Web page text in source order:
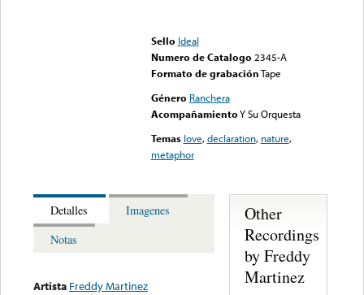
Sello Ideal
Numero de Catalogo 2345-A
Formato de grabaciónTape
Género Ranchera
AcompañamientoY Su Orquesta
Temas love,declaration, nature,
metaphor
Detalles
Imagenes
Notas
Artista Freddy Martinez
Other
Recordings
by Freddy
Martinez